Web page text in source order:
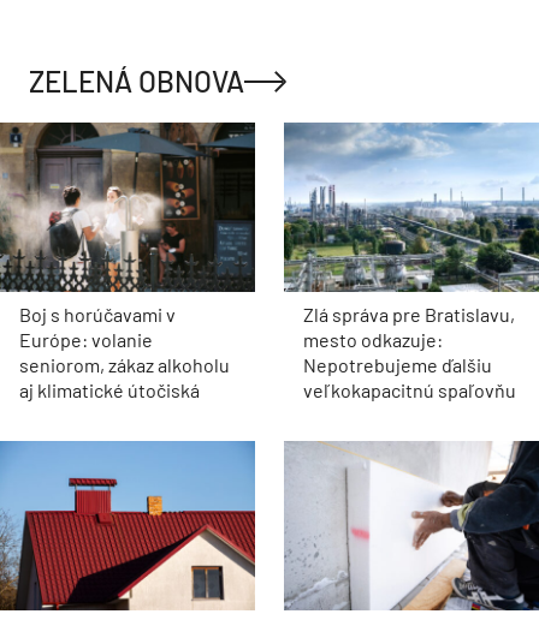
ZELENÁ OBNOVA
Boj s horúčavami v
Európe: volanie
seniorom, zákaz alkoholu
aj klimatické útočiská
Zlá správa pre Bratislavu,
mesto odkazuje:
Nepotrebujeme ďalšiu
veľkokapacitnú spaľovňu